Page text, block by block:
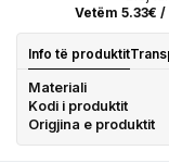
Vetëm 5.33€
Info të produktit
Materiali
Kodi i produktit
Origjina e produktit